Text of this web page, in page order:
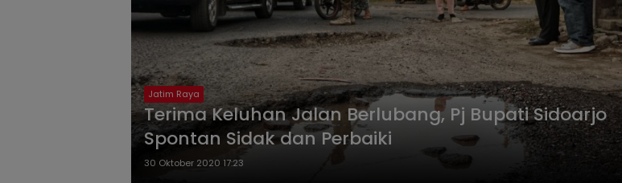
Jatim Raya
Terima Keluhan Jalan Berlubang, Pj Bupati Sidoarjo
Spontan Sidak dan Perbaiki
30 Oktober 2020 17:23